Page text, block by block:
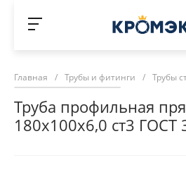
Главная / Трубы и фитинги / Трубы
Труба профильная
180х100х6,0 ст3 ГОСТ